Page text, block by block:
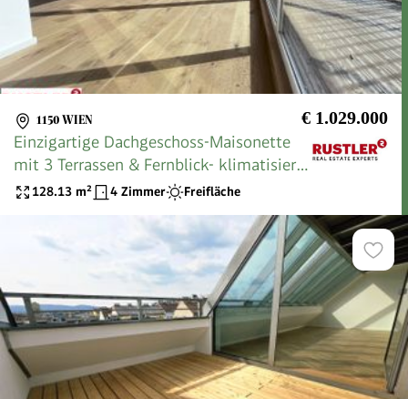
1150 WIEN € 1.029.000
Einzigartige Dachgeschoss-Maisonette
mit 3 Terrassen & Fernblick- klimatisiert
| ERSTBEZUG
128.13 m² 4 Zimmer Freifläche